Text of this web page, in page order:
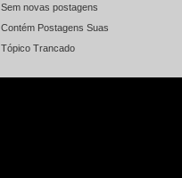
Sem novas postagens
Contém Postagens Suas
Tópico Trancado